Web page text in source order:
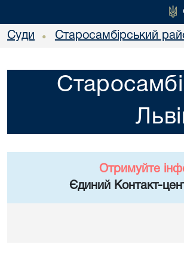
Суди • Старосамбірський
Отримуйте
Єдиний Контакт-